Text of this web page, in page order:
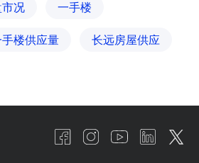
况 一手楼
楼供应量 长远房屋供应